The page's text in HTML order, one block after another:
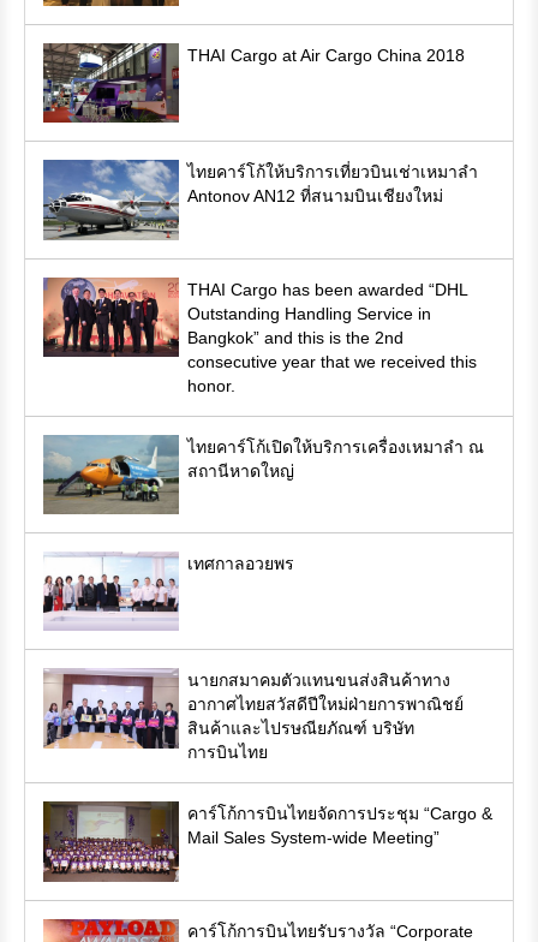
THAI Cargo at Air Cargo China 2018
ไทยคาร์โก้ให้บริการเที่ยวบินเช่าเหมาลำ
Antonov AN12 ที่สนามบินเชียงใหม่
THAI Cargo has been awarded “DHL
Outstanding Handling Service in
Bangkok” and this is the 2nd
consecutive year that we received this
honor.
ไทยคาร์โก้เปิดให้บริการเครื่องเหมาลำ ณ
สถานีหาดใหญ่
เทศกาลอวยพร
นายกสมาคมตัวแทนขนส่งสินค้าทาง
อากาศไทยสวัสดีปีใหม่ฝ่ายการพาณิชย์
สินค้าและไปรษณียภัณฑ์ บริษัท
การบินไทย
คาร์โก้การบินไทยจัดการประชุม “Cargo &
Mail Sales System-wide Meeting”
คาร์โก้การบินไทยรับรางวัล “Corporate